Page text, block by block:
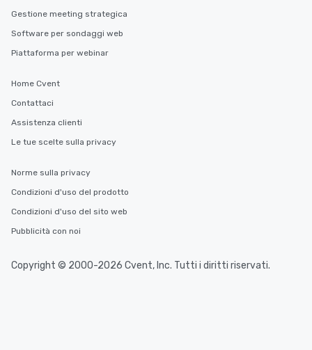
Gestione meeting strategica
Software per sondaggi web
Piattaforma per webinar
Home Cvent
Contattaci
Assistenza clienti
Le tue scelte sulla privacy
Norme sulla privacy
Condizioni d'uso del prodotto
Condizioni d'uso del sito web
Pubblicità con noi
Copyright © 2000-2026 Cvent, Inc. Tutti i diritti riservati.